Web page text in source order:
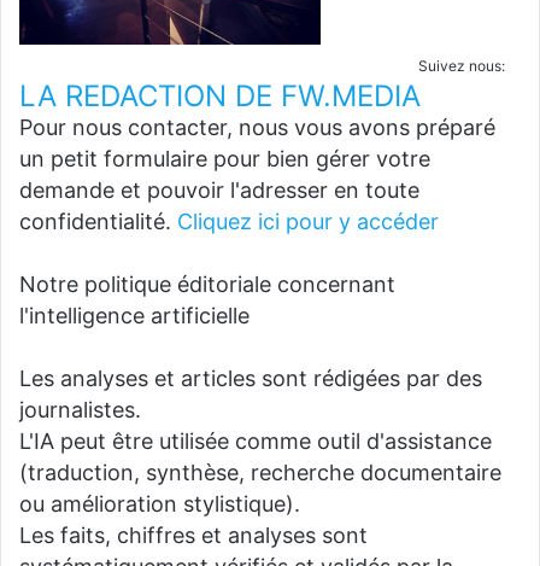
Suivez nous:
LA REDACTION DE FW.MEDIA
Pour nous contacter, nous vous avons préparé
un petit formulaire pour bien gérer votre
demande et pouvoir l'adresser en toute
confidentialité. Cliquez ici pour y accéder
Notre politique éditoriale concernant
l'intelligence artificielle
Les analyses et articles sont rédigées par des
journalistes.
L'IA peut être utilisée comme outil d'assistance
(traduction, synthèse, recherche documentaire
ou amélioration stylistique).
Les faits, chiffres et analyses sont